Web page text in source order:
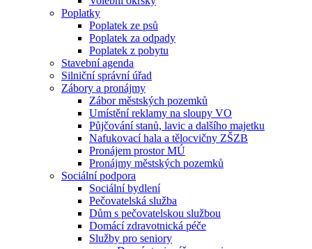
Poplatky
Poplatek ze psů
Poplatek za odpady
Poplatek z pobytu
Stavební agenda
Silniční správní úřad
Zábory a pronájmy
Zábor městských pozemků
Umístění reklamy na sloupy VO
Půjčování stanů, lavic a dalšího majetku
Nafukovací hala a tělocvičny ZŠZB
Pronájem prostor MÚ
Pronájmy městských pozemků
Sociální podpora
Sociální bydlení
Pečovatelská služba
Dům s pečovatelskou službou
Domácí zdravotnická péče
Služby pro seniory